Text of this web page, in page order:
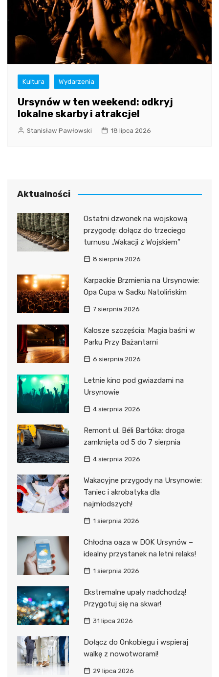
Kultura Wydarzenia
Ursynów w ten weekend: odkryj
lokalne skarby i atrakcje!
Stanisław Pawłowski 18 lipca 2026
Aktualności
Ostatni dzwonek na wojskową
przygodę: dołącz do trzeciego
turnusu „Wakacji z Wojskiem”
8 sierpnia 2026
Karpackie Brzmienia na Ursynowie:
Opa Cupa w Sadku Natolińskim
7 sierpnia 2026
Kalosze szczęścia: Magia baśni w
Parku Przy Bażantarni
6 sierpnia 2026
Letnie kino pod gwiazdami na
Ursynowie
4 sierpnia 2026
Remont ul. Béli Bartóka: droga
zamknięta od 5 do 7 sierpnia
4 sierpnia 2026
Wakacyjne przygody na Ursynowie:
Taniec i akrobatyka dla
najmłodszych!
1 sierpnia 2026
Chłodna oaza w DOK Ursynów –
idealny przystanek na letni relaks!
1 sierpnia 2026
Ekstremalne upały nadchodzą!
Przygotuj się na skwar!
31 lipca 2026
Dołącz do Onkobiegu i wspieraj
walkę z nowotworami!
29 lipca 2026